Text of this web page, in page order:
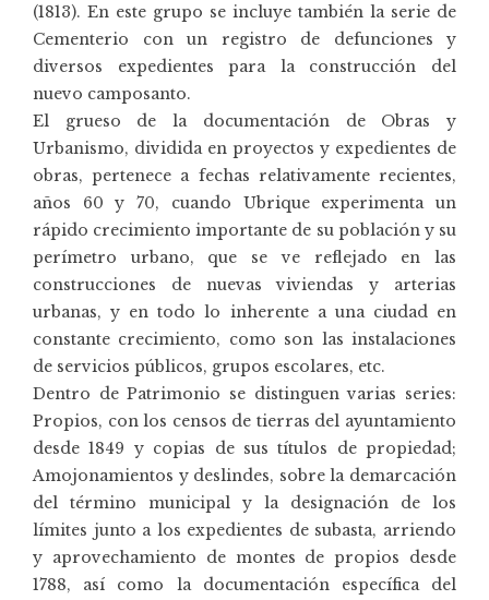
(1813). En este grupo se incluye también la serie de
Cementerio con un registro de defunciones y
diversos expedientes para la construcción del
nuevo camposanto.
El grueso de la documentación de Obras y
Urbanismo, dividida en proyectos y expedientes de
obras, pertenece a fechas relativamente recientes,
años 60 y 70, cuando Ubrique experimenta un
rápido crecimiento importante de su población y su
perímetro urbano, que se ve reflejado en las
construcciones de nuevas viviendas y arterias
urbanas, y en todo lo inherente a una ciudad en
constante crecimiento, como son las instalaciones
de servicios públicos, grupos escolares, etc.
Dentro de Patrimonio se distinguen varias series:
Propios, con los censos de tierras del ayuntamiento
desde 1849 y copias de sus títulos de propiedad;
Amojonamientos y deslindes, sobre la demarcación
del término municipal y la designación de los
límites junto a los expedientes de subasta, arriendo
y aprovechamiento de montes de propios desde
1788, así como la documentación específica del